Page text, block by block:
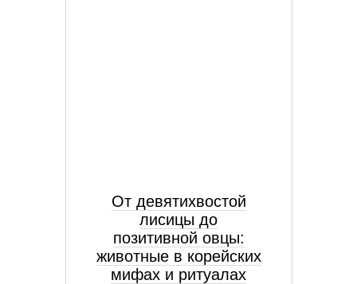
От девятихвостой
лисицы до
позитивной овцы:
животные в корейских
мифах и ритуалах